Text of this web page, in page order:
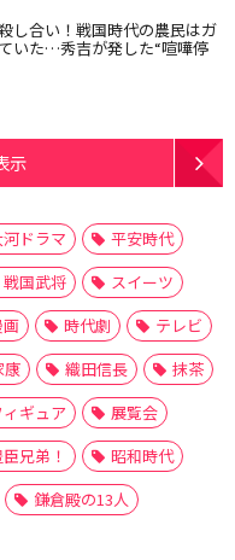
し合い！戦国時代の農民はガ
いた…秀吉が発した“喧嘩停
示
ドラマ
平安時代
戦国武将
スイーツ
時代劇
テレビ
康 織田信長
抹茶
ィギュア
展覧会
兄弟！
昭和時代
鎌倉殿の13人